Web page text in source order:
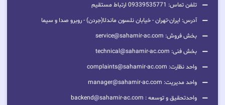
تلفن تماس: 09339535771 ارتباط مستقیم
آدرس: ایران-تهران - خیابان نلسون ماندلا(جردن) - روبرو صدا و سیما
بخش فروش: service@sahamir-ac.com
بخش فنی: technical@sahamir-ac.com
واحد نظارت: complaints@sahamir-ac.com
واحد مدیریت: manager@sahamir-ac.com
واحدتحقیق و توسعه : backend@sahamir-ac.com